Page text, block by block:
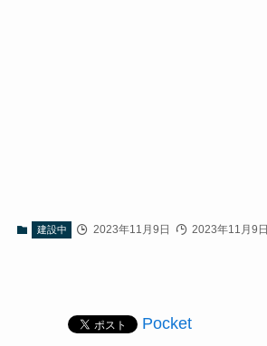
建設中 2023年11月9日 2023年11月9日
Pocket